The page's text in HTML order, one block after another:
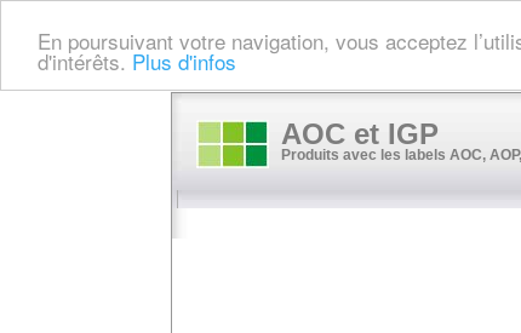
En poursuivant votre navigation, vous acceptez
d'intérêts. Plus d'infos
AOC et IGP
Produits avec les labels AOC,